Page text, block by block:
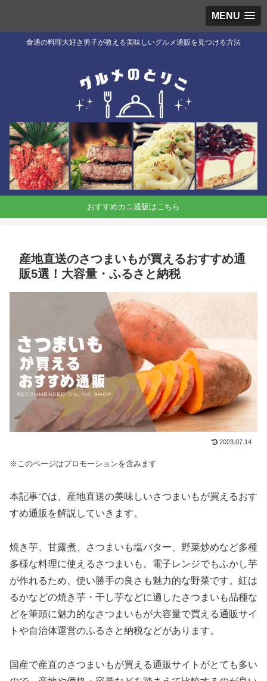
MENU
食通の料理大好き男子が教える美味しいグルメ通販を見つける方法
おすすめカニ通販はこちら
産地直送のさつまいもが買えるおすすめ通
販5選！大容量・ふるさと納税
2023.07.14
※このページはプロモーションを含みます
本記事では、産地直送の美味しいさつまいもが買えるおす
すめ通販を解説していきます。
焼き芋、甘露煮、さつまいも塩バター、野菜炒めなど多種
多様な料理に使えるさつまいも。電子レンジでもふかし芋
が作れるため、使い勝手の良さも魅力的な野菜です。紅は
るかなどの焼き芋・干し芋などに適したさつまいも品種な
どを筆頭に魅力的なさつまいもが大容量で買える通販サイ
トや自治体運営のふるさと納税などがあります。
国産で産直のさつまいもが買える通販サイトがとても多い